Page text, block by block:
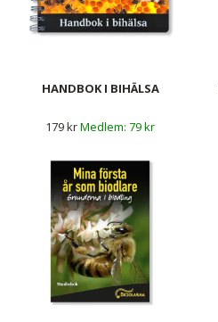
HANDBOK I BIHÄLSA
179 kr 79 kr